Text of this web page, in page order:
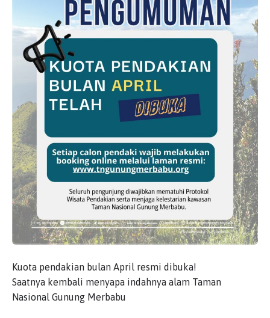
Kuota pendakian bulan April resmi dibuka!
Saatnya kembali menyapa indahnya alam Taman
Nasional Gunung Merbabu